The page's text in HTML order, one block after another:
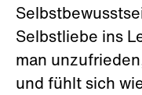
Selbstliebe ins
man
und fühlt sich